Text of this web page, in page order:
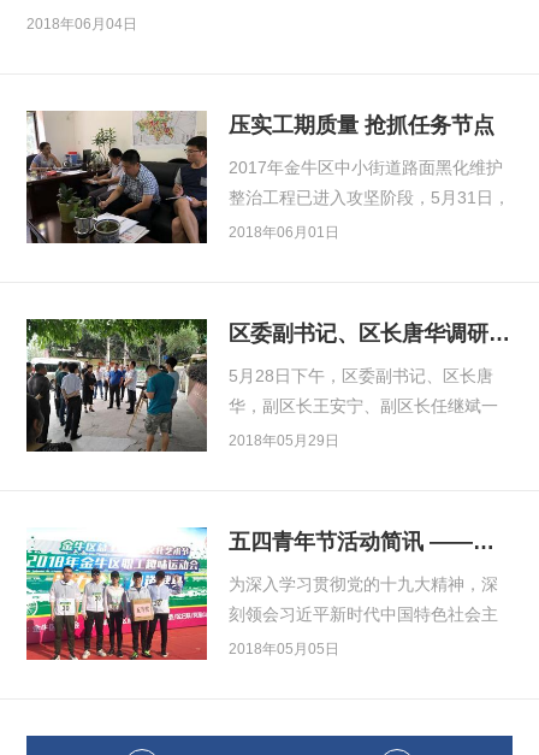
进...
2018年06月04日
压实工期质量 抢抓任务节点
2017年金牛区中小街道路面黑化维护
整治工程已进入攻坚阶段，5月31日，
区建交局分管副局长邓燕同志召集建
2018年06月01日
区委副书记、区长唐华调研我公司在建项目
5月28日下午，区委副书记、区长唐
华，副区长王安宁、副区长任继斌一
行深入我公司在建项目茶店子东西正
2018年05月29日
五四青年节活动简讯 ——公司组队参加金牛区...
为深入学习贯彻党的十九大精神，深
刻领会习近平新时代中国特色社会主
义思想，坚持以人民为中心的发展理
2018年05月05日